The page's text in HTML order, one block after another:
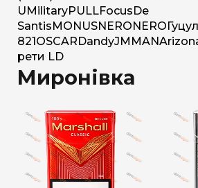
U MilitaryPULLFocus De
Santis MONUSNERO NERO
821 OSCAR DandyJM MAN
рети LD
Миронівка